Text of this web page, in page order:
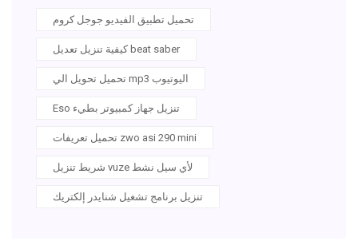
تحميل تطبيق الفيديو جوجل كروم
كيفية تنزيل تعديل beat saber
تحميل تحويل الي mp3 اليوتيوب
Eso تنزيل جهاز كمبيوتر بطيء
تحميل تعريفات zwo asi 290 mini
شريط تنزيل vuze لأي سيل نشط
تنزيل برنامج تشغيل شنايدر إلكتريك